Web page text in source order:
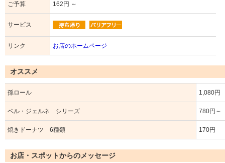
ご予算 162円 ～
サービス
リンク お店のホームページ
オススメ
孫ロール 1,080円
ベル・ジェルネ シリーズ 780円～
焼きドーナツ 6種類 170円
お店・スポットからのメッセージ